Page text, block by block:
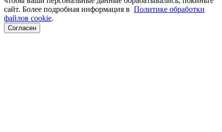
сайт. Более подробная информация в Политике обработки
файлов cookie.
Согласен